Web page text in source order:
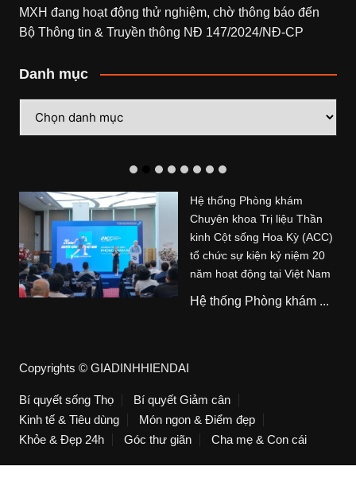
MXH đang hoạt động thử nghiệm, chờ thông báo đến
Bộ Thông tin & Truyền thông NĐ 147/2024/NĐ-CP
Danh mục
mục
Hệ thống Phòng khám
Chuyên khoa Trị liệu Thần
kinh Cột sống Hoa Kỳ (ACC)
tổ chức sự kiện kỷ niệm 20
năm hoạt động tại Việt Nam
Hệ thống Phòng khám ...
Copyrights © GIADINHHIENDAI
Bí quyết sống Thọ
Bí quyết Giảm cân
Kinh tế & Tiêu dùng
Món ngon & Điểm đẹp
Khỏe & Đẹp 24h
Góc thư giãn Cha mẹ & Con cái